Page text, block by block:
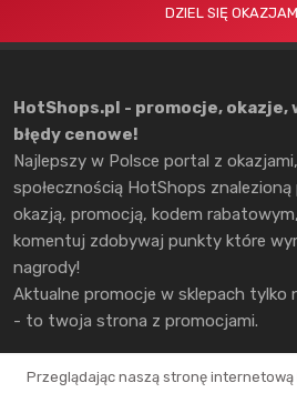
DZIEL SIĘ
HotShops.pl - promocje, okazje,
błędy cenowe!
Najlepszy w Polsce portal z
społecznością HotShops znalezioną
okazją, promocją, kodem
komentuj zdobywaj punkty które
nagrody!
Aktualne promocje w sklepach tylko
- to twoja strona z promocjami.
Przeglądając naszą stronę